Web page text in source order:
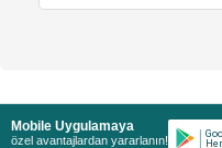
Mobile Uygulamaya
özel avantajlardan yararlanın!